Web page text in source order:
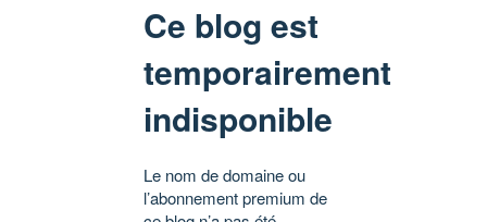
Ce blog est
temporairement
indisponible
Le nom de domaine ou
l’abonnement premium de